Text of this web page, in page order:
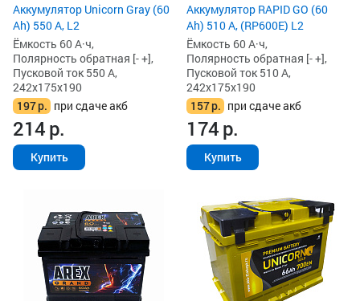
Аккумулятор Unicorn Gray (60
Ah) 550 А, L2
Ёмкость 60 А·ч,
Полярность обратная [- +],
Пусковой ток 550 А,
242x175x190
197р. при сдаче акб
214р.
Купить
Аккумулятор RAPID GO (60
Ah) 510 А, (RP600E) L2
Ёмкость 60 А·ч,
Полярность обратная [- +],
Пусковой ток 510 А,
242x175x190
157р. при сдаче акб
174р.
Купить